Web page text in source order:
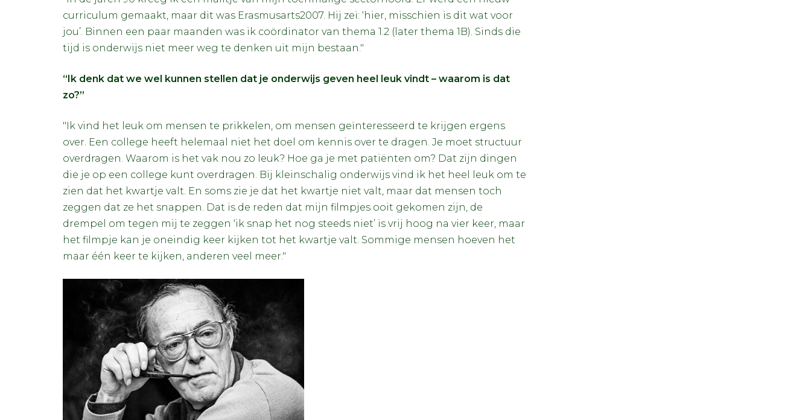
curriculum gemaakt, maar dit was Erasmusarts2007. Hij zei: ‘hier, misschien is dit wat voor
jou’. Binnen een paar maanden was ik coördinator van thema 1.2 (later thema 1B). Sinds die
tijd is onderwijs niet meer weg te denken uit mijn bestaan."
“Ik denk dat we wel kunnen stellen dat je onderwijs geven heel leuk vindt – waarom is dat
zo?”
"Ik vind het leuk om mensen te prikkelen, om mensen geïnteresseerd te krijgen ergens
over. Een college heeft helemaal niet het doel om kennis over te dragen. Je moet structuur
overdragen. Waarom is het vak nou zo leuk? Hoe ga je met patiënten om? Dat zijn dingen
die je op een college kunt overdragen. Bij kleinschalig onderwijs vind ik het heel leuk om te
zien dat het kwartje valt. En soms zie je dat het kwartje niet valt, maar dat mensen toch
zeggen dat ze het snappen. Dat is de reden dat mijn filmpjes ooit gekomen zijn, de
drempel om tegen mij te zeggen ‘ik snap het nog steeds niet’ is vrij hoog na vier keer, maar
het filmpje kan je oneindig keer kijken tot het kwartje valt. Sommige mensen hoeven het
maar één keer te kijken, anderen veel meer."